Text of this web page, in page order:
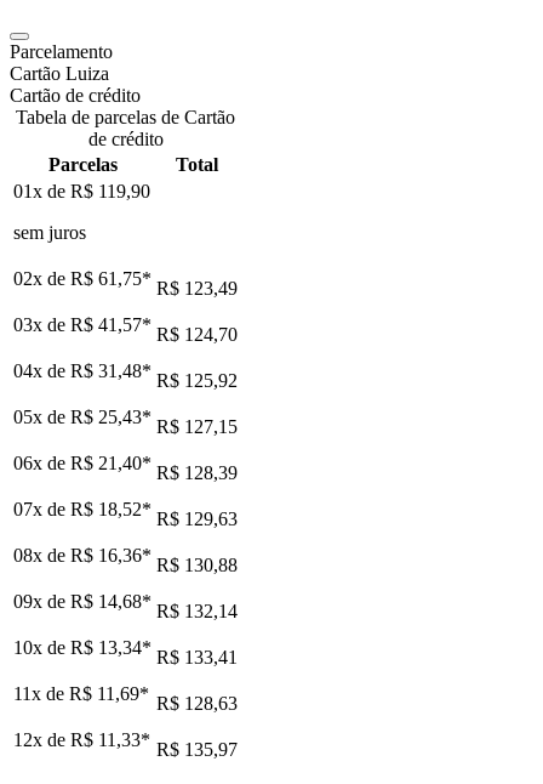
Parcelamento
Cartão Luiza
Cartão de crédito
Tabela de parcelas de Cartão
de crédito
Parcelas
Total
01x de R$ 119,90
sem juros
02x de R$ 61,75* R$ 123,49
03x de R$ 41,57* R$ 124,70
04x de R$ 31,48* R$ 125,92
05x de R$ 25,43* R$ 127,15
06x de R$ 21,40* R$ 128,39
07x de R$ 18,52* R$ 129,63
08x de R$ 16,36* R$ 130,88
09x de R$ 14,68* R$ 132,14
10x de R$ 13,34* R$ 133,41
11x de R$ 11,69* R$ 128,63
12x de R$ 11,33* R$ 135,97